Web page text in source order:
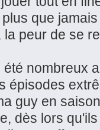
que
peur de se
nombreux
épisodes
guy en
dès lors